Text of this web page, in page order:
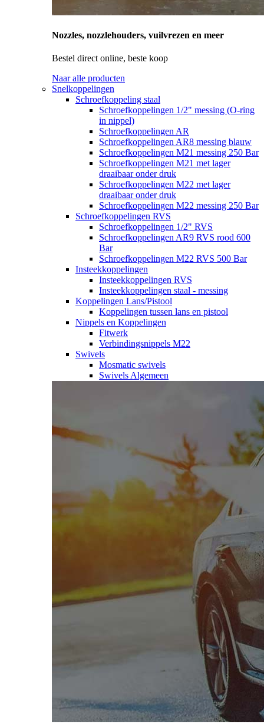
Nozzles, nozzlehouders, vuilvrezen en meer
Bestel direct online, beste koop
Naar alle producten
Snelkoppelingen
Schroefkoppeling staal
Schroefkoppelingen 1/2" messing (O-ring
in nippel)
Schroefkoppelingen AR
Schroefkoppelingen AR8 messing blauw
Schroefkoppelingen M21 messing 250 Bar
Schroefkoppelingen M21 met lager
draaibaar onder druk
Schroefkoppelingen M22 met lager
draaibaar onder druk
Schroefkoppelingen M22 messing 250 Bar
Schroefkoppelingen RVS
Schroefkoppelingen 1/2" RVS
Schroefkoppelingen AR9 RVS rood 600
Bar
Schroefkoppelingen M22 RVS 500 Bar
Insteekkoppelingen
Insteekkoppelingen RVS
Insteekkoppelingen staal - messing
Koppelingen Lans/Pistool
Koppelingen tussen lans en pistool
Nippels en Koppelingen
Fitwerk
Verbindingsnippels M22
Swivels
Mosmatic swivels
Swivels Algemeen